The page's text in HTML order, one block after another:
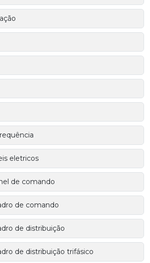
eletricos
de comando
de comando
de distribuição
de distribuição trifásico